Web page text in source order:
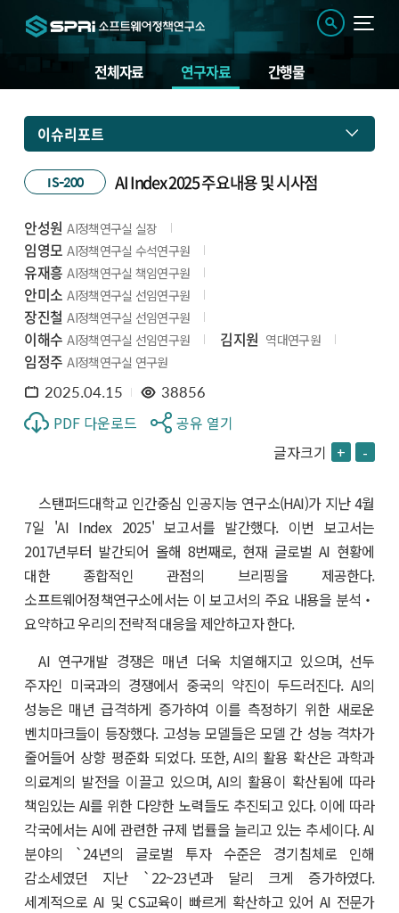
전체자료 연구자료 간행물
이슈리포트
IS-200 AI Index 2025 주요내용 및 시사점
안성원 AI정책연구실 실장
임영모 AI정책연구실 수석연구원
유재흥 AI정책연구실 책임연구원
안미소 AI정책연구실 선임연구원
장진철 AI정책연구실 선임연구원
이해수 AI정책연구실 선임연구원 김지원 역대연구원
임정주 AI정책연구실 연구원
2025.04.15 38856
PDF 다운로드
공유 열기
글자크기 + -
스탠퍼드대학교 인간중심 인공지능 연구소(HAI)가 지난 4월
7일 'AI Index 2025' 보고서를 발간했다. 이번 보고서는
2017년부터 발간되어 올해 8번째로, 현재 글로벌 AI 현황에
대한 종합적인 관점의 브리핑을 제공한다.
소프트웨어정책연구소에서는 이 보고서의 주요 내용을 분석‧
요약하고 우리의 전략적 대응을 제안하고자 한다.
AI 연구개발 경쟁은 매년 더욱 치열해지고 있으며, 선두
주자인 미국과의 경쟁에서 중국의 약진이 두드러진다. AI의
성능은 매년 급격하게 증가하여 이를 측정하기 위한 새로운
벤치마크들이 등장했다. 고성능 모델들은 모델 간 성능 격차가
줄어들어 상향 평준화 되었다. 또한, AI의 활용 확산은 과학과
의료계의 발전을 이끌고 있으며, AI의 활용이 확산됨에 따라
책임있는 AI를 위한 다양한 노력들도 추진되고 있다. 이에 따라
각국에서는 AI에 관련한 규제 법률을 늘리고 있는 추세이다. AI
분야의 `24년의 글로벌 투자 수준은 경기침체로 인해
감소세였던 지난 `22~23년과 달리 크게 증가하였다.
세계적으로 AI 및 CS교육이 빠르게 확산하고 있어 AI 전문가